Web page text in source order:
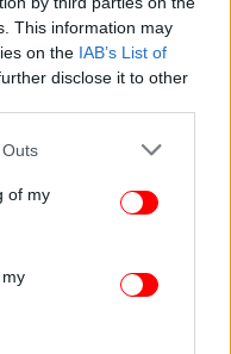
This information may
on the IAB’s List of
disclose it to other
one or more Google
You may click to
its third-party tags to
in below Google
of my
το AI δίνει μια